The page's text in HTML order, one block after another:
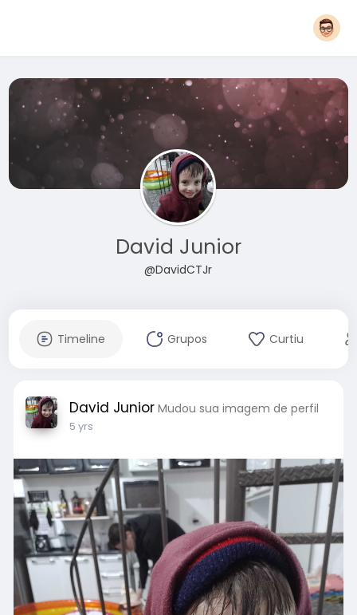
David Junior
@DavidCTJr
Timeline Grupos Curtiu
David Junior Mudou sua imagem de perfil
5 yrs